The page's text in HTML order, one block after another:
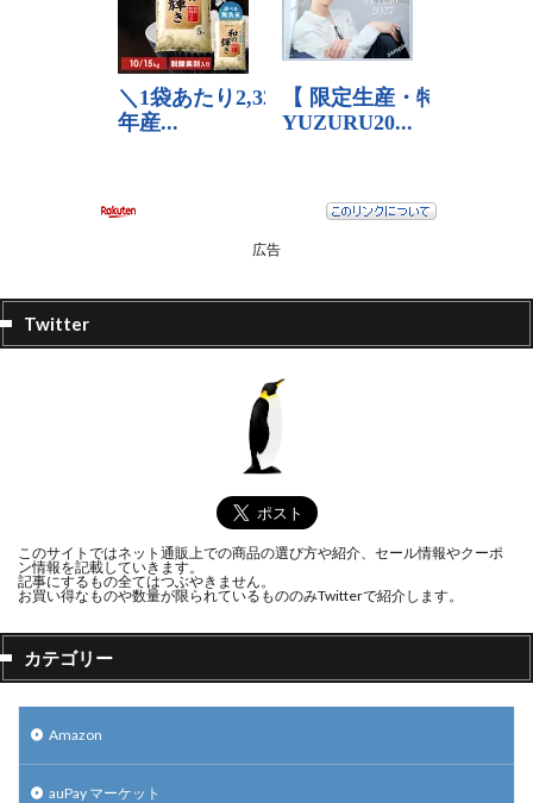
広告
Twitter
このサイトではネット通販上での商品の選び方や紹介、セール情報やクーポ
ン情報を記載していきます。
記事にするもの全てはつぶやきません。
お買い得なものや数量が限られているもののみTwitterで紹介します。
カテゴリー
Amazon
auPay マーケット